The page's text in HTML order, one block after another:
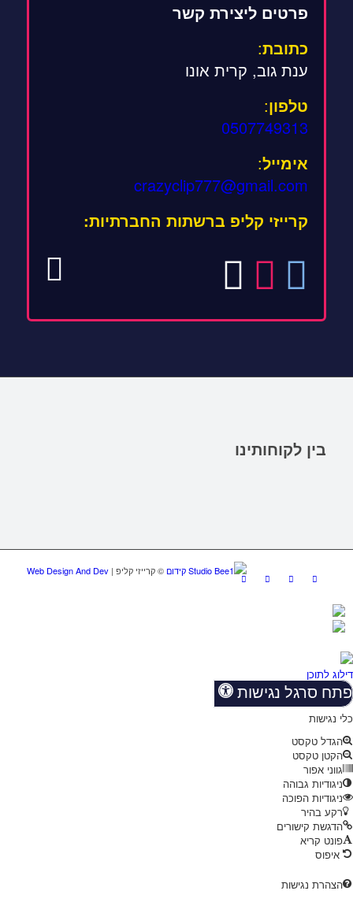
פרטים ליצירת קשר
כתובת:
ענת גוב, קרית אונו
טלפון:
0507749313
אימייל:
crazyclip777@gmail.com
קרייזי קליפ ברשתות החברתיות:
בין לקוחותינו
Studio Bee1 קידום Web Design And Dev
דילוג לתוכן
פתח סרגל נגישות
כלי נגישות
הגדל טקסט
הקטן טקסט
גווני אפור
ניגודיות גבוהה
ניגודיות הפוכה
רקע בהיר
הדגשת קישורים
פונט קריא
איפוס
הצהרת נגישות